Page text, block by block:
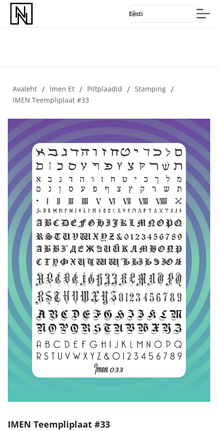
Eesti
Avaleht / Imen Et / Piltplaadid / Stamping /
IMEN Teempliplaat #33
IMEN Teempliplaat #33